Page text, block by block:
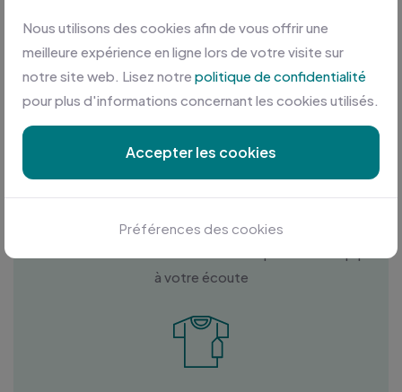
à votre écoute
Nous utilisons des cookies afin de vous offrir une
meilleure expérience en ligne lors de votre visite sur
notre site web. Lisez notre politique de confidentialité
pour plus d'informations concernant les cookies utilisés.
Accepter les cookies
Préférences des cookies